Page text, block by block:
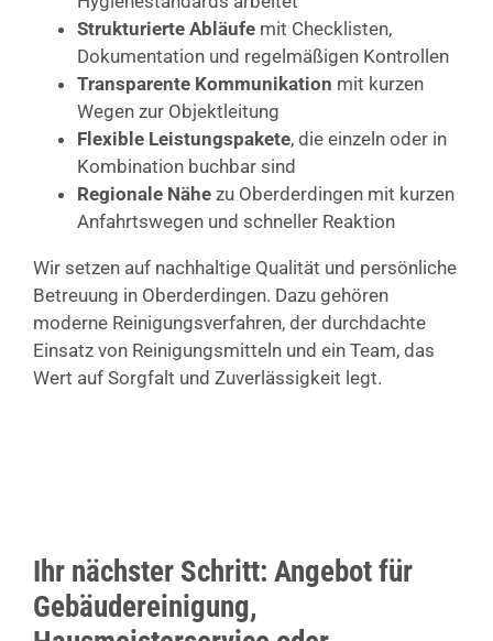
Strukturierte Abläufemit Checklisten,
Dokumentation und regelmäßigen Kontrollen
Transparente Kommunikation mit kurzen
Wegen zur Objektleitung
Flexible Leistungspakete, die einzeln oder in
Kombination buchbar sind
Regionale Nähezu Oberderdingen mit kurzen
Anfahrtswegen und schneller Reaktion
Wir setzen auf nachhaltige Qualität und persönliche
Betreuung in Oberderdingen. Dazu gehören
moderne Reinigungsverfahren, der durchdachte
Einsatz von Reinigungsmitteln und ein Team, das
Wert auf Sorgfalt und Zuverlässigkeit legt.
Ihr nächster Schritt: Angebot für
Gebäudereinigung,